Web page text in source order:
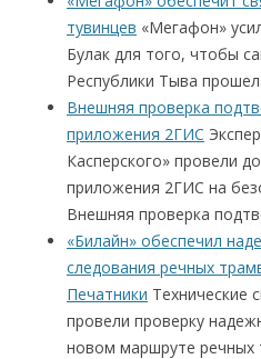
тувинцев «Мегафон»
Булак для того, чтобы
Республики Тыва
Внешняя проверка
приложения 2ГИС
Касперского» провели
приложения 2ГИС на
Внешняя проверка
«Билайн» обеспечил
следования речных
Печатники Технические
провели проверку
новом маршруте речных